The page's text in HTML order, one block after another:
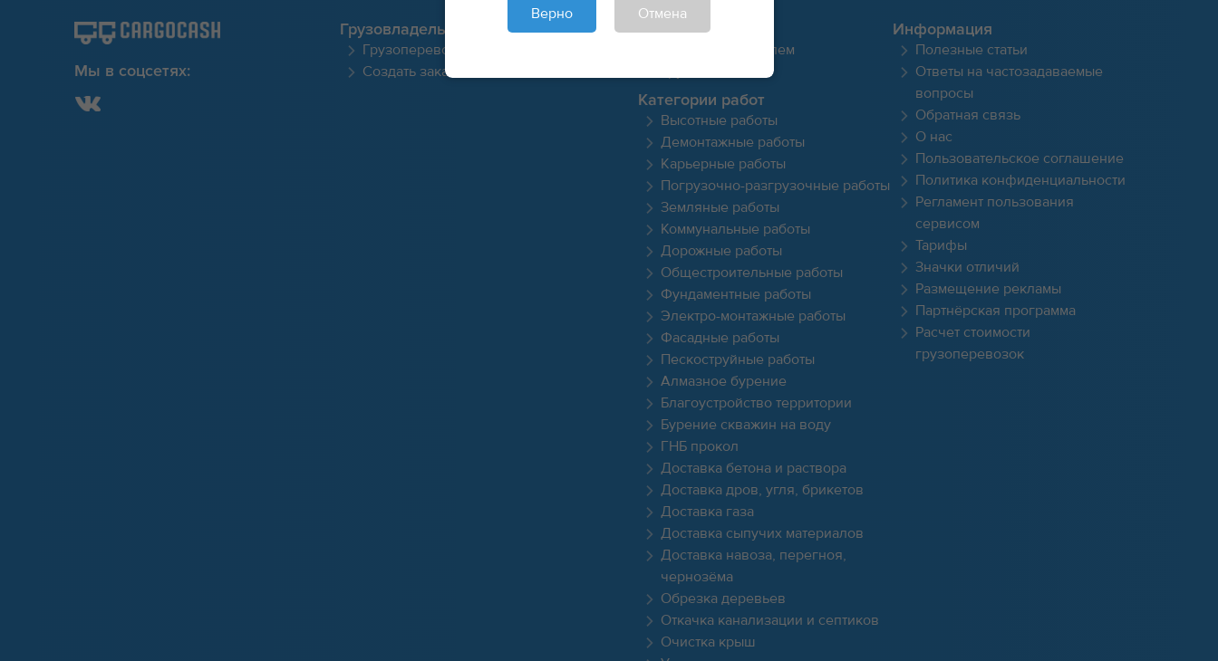
Мы в соцсетях:
Грузовладельцу
Грузоперевозки
Создать заказ
Для исполнителя
Стать исполнителем
Категории работ
Высотные работы
Демонтажные работы
Карьерные работы
Погрузочно-разгрузочные работы
Земляные работы
Коммунальные работы
Дорожные работы
Общестроительные работы
Фундаментные работы
Электро-монтажные работы
Фасадные работы
Пескоструйные работы
Алмазное бурение
Благоустройство территории
Бурение скважин на воду
ГНБ прокол
Доставка бетона и раствора
Доставка дров, угля, брикетов
Доставка газа
Доставка сыпучих материалов
Доставка навоза, перегноя,
чернозёма
Обрезка деревьев
Откачка канализации и септиков
Очистка крыш
Информация
Полезные статьи
Ответы на частозадаваемые
вопросы
Обратная связь
О нас
Пользовательское соглашение
Политика конфиденциальности
Регламент пользования
сервисом
Тарифы
Значки отличий
Размещение рекламы
Партнёрская программа
Расчет стоимости
грузоперевозок
Верно Отмена